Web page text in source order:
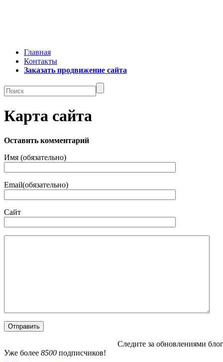
Главная
Контакты
Заказать продвижение сайта
Карта сайта
Оставить комментарий
Имя (обязательно)
Email(обязательно)
Сайт
Следите за обновлениями
Уже более 8500 подписчиков!